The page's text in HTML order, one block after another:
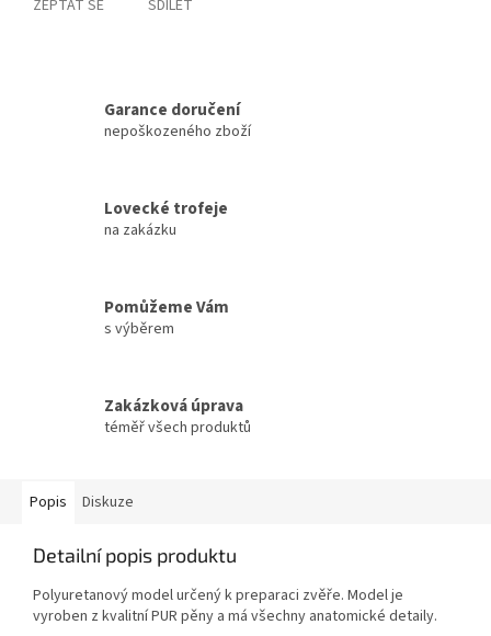
ZEPTAT SE SDÍLET
Garance doručení
nepoškozeného zboží
Lovecké trofeje
na zakázku
Pomůžeme Vám
s výběrem
Zakázková úprava
téměř všech produktů
Popis Diskuze
Detailní popis produktu
Polyuretanový model určený k preparaci zvěře. Model je
vyroben z kvalitní PUR pěny a má všechny anatomické detaily.